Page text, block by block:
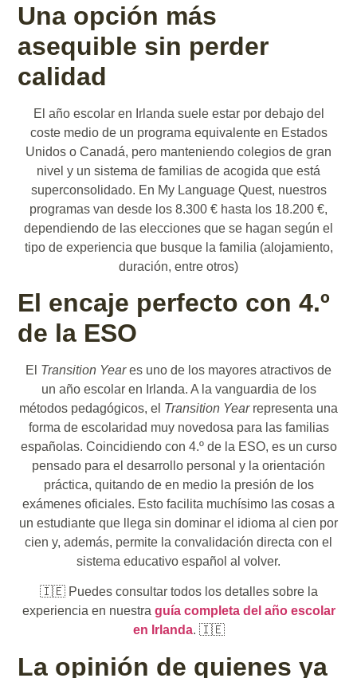
Una opción más
asequible sin perder
calidad
El año escolar en Irlanda suele estar por debajo del
coste medio de un programa equivalente en Estados
Unidos o Canadá, pero manteniendo colegios de gran
nivel y un sistema de familias de acogida que está
superconsolidado. En My Language Quest, nuestros
programas van desde los 8.300 € hasta los 18.200 €,
dependiendo de las elecciones que se hagan según el
tipo de experiencia que busque la familia (alojamiento,
duración, entre otros)
El encaje perfecto con 4.º
de la ESO
El Transition Yeares uno de los mayores atractivos de
un año escolar en Irlanda. A la vanguardia de los
métodos pedagógicos, el Transition Year representa una
forma de escolaridad muy novedosa para las familias
españolas. Coincidiendo con 4.º de la ESO, es un curso
pensado para el desarrollo personal y la orientación
práctica, quitando de en medio la presión de los
exámenes oficiales. Esto facilita muchísimo las cosas a
un estudiante que llega sin dominar el idioma al cien por
cien y, además, permite la convalidación directa con el
sistema educativo español al volver.
🇮🇪 Puedes consultar todos los detalles sobre la
experiencia en nuestra guía completa del año escolar
en Irlanda. 🇮🇪
La opinión de quienes ya